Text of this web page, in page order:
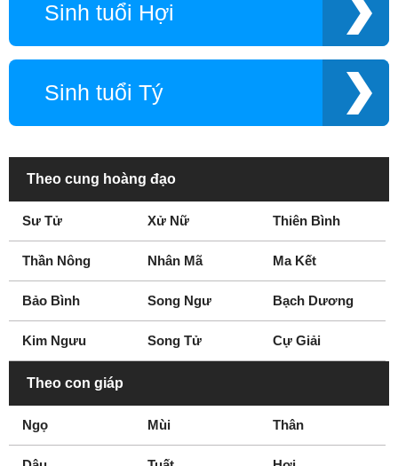
Sinh tuổi Hợi
Sinh tuổi Tý
Theo cung hoàng đạo
Sư Tử Xử Nữ Thiên Bình
Thần Nông Nhân Mã Ma Kết
Bảo Bình Song Ngư Bạch Dương
Kim Ngưu Song Tử Cự Giải
Theo con giáp
Ngọ Mùi Thân